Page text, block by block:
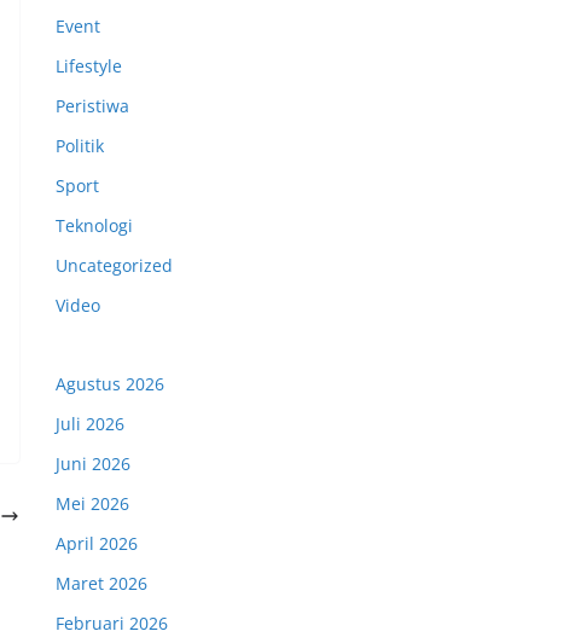
Event
Lifestyle
Peristiwa
Politik
Sport
Teknologi
Uncategorized
Video
Agustus 2026
Juli 2026
Juni 2026
Mei 2026
April 2026
Maret 2026
Februari 2026